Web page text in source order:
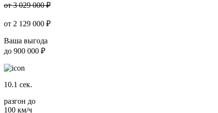
от 3 029 000 ₽
от 2 129 000 ₽
Ваша выгода
до 900 000 ₽
10.1 сек.
разгон до
100 км/ч